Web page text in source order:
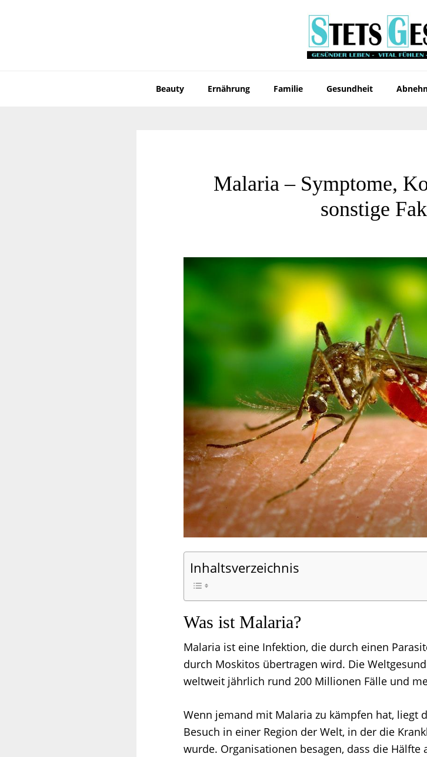
Beauty Ernährung Familie Gesundheit
Malaria – Symptome,
sonstige
Inhaltsverzeichnis
Was ist Malaria?
Malaria ist eine Infektion, die durch einen
durch Moskitos übertragen wird. Die
weltweit jährlich rund 200 Millionen Fälle und
Wenn jemand mit Malaria zu kämpfen hat, liegt
Besuch in einer Region der Welt, in der die
wurde. Organisationen besagen, dass die Hälfte